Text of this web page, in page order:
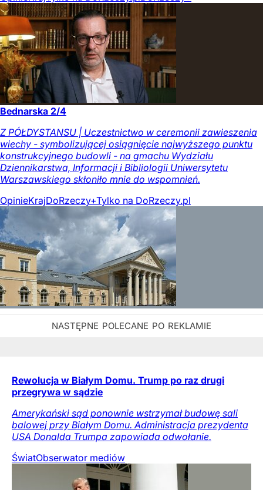
Bednarska 2/4
Z PÓŁDYSTANSU | Uczestnictwo w ceremonii zawieszenia
wiechy - symbolizującej osiągnięcie najwyższego punktu
konstrukcyjnego budowli - na gmachu Wydziału
Dziennikarstwa, Informacji i Bibliologii Uniwersytetu
Warszawskiego skłoniło mnie do wspomnień.
OpinieKrajDoRzeczy+Tylko na DoRzeczy.pl
Rewolucja w Białym Domu. Trump po raz drugi
przegrywa w sądzie
Amerykański sąd ponownie wstrzymał budowę sali
balowej przy Białym Domu. Administracja prezydenta
USA Donalda Trumpa zapowiada odwołanie.
ŚwiatObserwator mediów